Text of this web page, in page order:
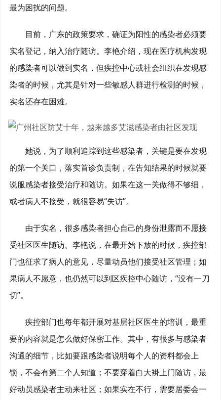
最为困扰的问题。
目前，广东的政策要求，确证为阳性的感染者必须要
实名登记，纳入治疗随访。李艳介绍，现在医疗机构发现
的感染者可以做到实名，但疾控中心或社会组织在发现感
染者的时候，尤其是针对一些敏感人群进行检测的时候，
实名还存在困难。
她说，为了顺利追踪到这些感染者，关键是要在发现
的第一个关口，落实首诊负责制，在告知结果的时候就要
说服感染者接受治疗和随访。如果在这一关做得不够细，
或者病人不接受，就很容易“失访”。
由于实名，很多感染者担心自己的身份泄露而不愿接
受社区医生随访。李艳说，在最开始下放的时候，疾控部
门也征求了病人的意见，尽量动员他们接受社区管理；如
果病人不愿意，也仍然可以到区疾控中心随访，“没有一刀
切”。
疾控部门也每年都开展对基层社区医生的培训，最重
要的内容就是怎么做好保密工作。其中，有很多与感染者
沟通的细节，比如要跟感染者说明每个人的资料都会上
锁，不会有第二个人知道；不要穿着白大褂上门随访，最
好动员感染者主动来社区；如果实在不行，需要居委会一